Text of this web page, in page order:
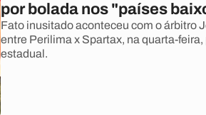
por bolada nos "países
Fato inusitado aconteceu com o árbitro
entre Perilima x Spartax, na quarta-
estadual.